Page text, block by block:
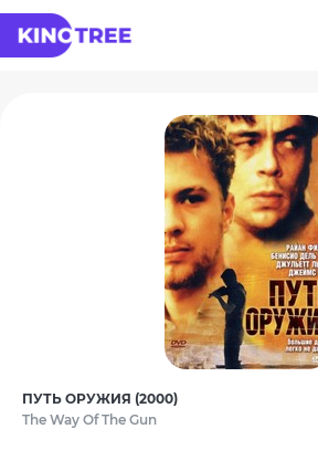
ПУТЬ ОРУЖИЯ (2000)
The Way Of The Gun